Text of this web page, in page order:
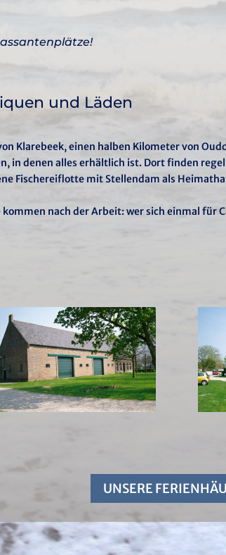
und Läden
Klarebeek, einen halben Kilometer von
in denen alles erhältlich ist. Dort finden
Fischereiflotte mit Stellendam als
nach der Arbeit: wer sich einmal für
UNSERE